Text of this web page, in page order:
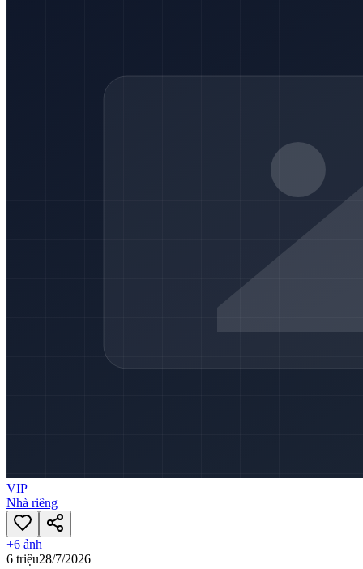
VIP
Nhà riêng
+6 ảnh
6 triệu28/7/2026